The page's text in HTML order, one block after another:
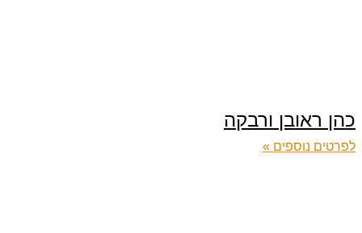
כהן ראובן ורבקה
לפרטים נוספים »